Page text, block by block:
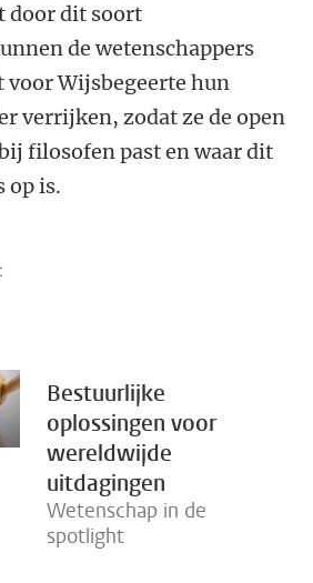
door dit soort
de wetenschappers
Wijsbegeerte hun
verrijken, zodat ze de open
filosofen past en waar dit
op is.
Bestuurlijke
oplossingen voor
wereldwijde
uitdagingen
Wetenschap in de
spotlight